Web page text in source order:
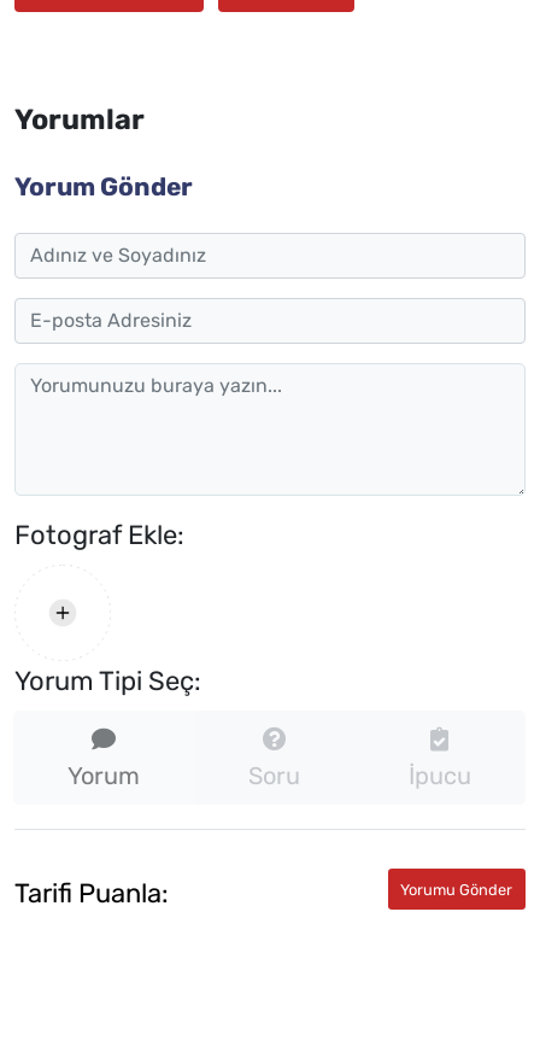
Yorumlar
Yorum Gönder
Fotograf Ekle:
Yorum Tipi Seç:
Yorum Soru İpucu
Tarifi Puanla: